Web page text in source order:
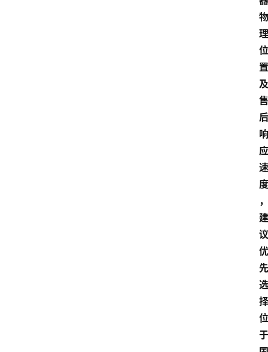
物
理
位
置
及
售
后
响
应
速
度
，
建
议
优
先
选
择
位
于